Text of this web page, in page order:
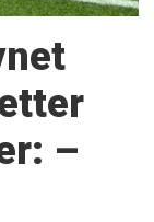
–